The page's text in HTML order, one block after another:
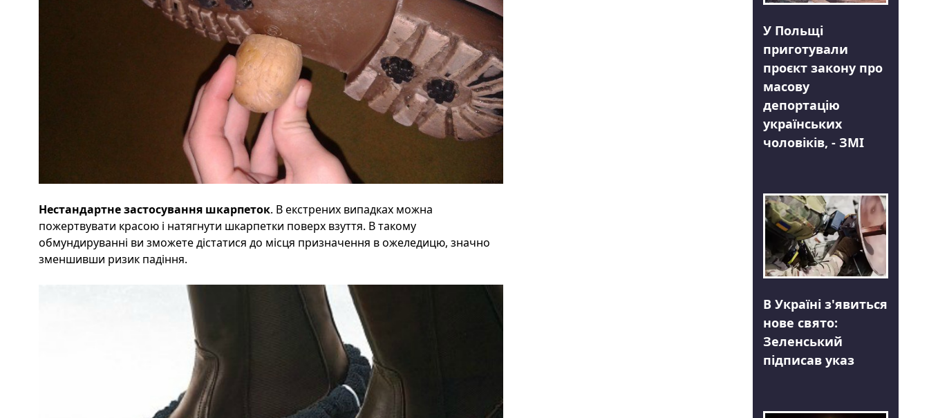
Нестандартне застосування шкарпеток. В екстрених випадках можна
пожертвувати красою і натягнути шкарпетки поверх взуття. В такому
обмундируванні ви зможете дістатися до місця призначення в ожеледицю, значно
зменшивши ризик падіння.
У Польщі
приготували
проєкт закону про
масову
депортацію
українських
чоловіків, - ЗМІ
В Україні з'явиться
нове свято:
Зеленський
підписав указ